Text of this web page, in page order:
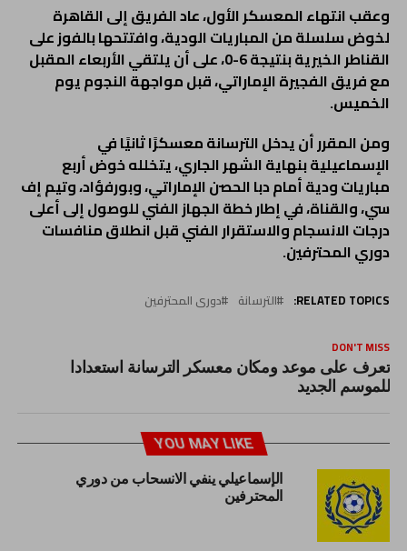
وعقب انتهاء المعسكر الأول، عاد الفريق إلى القاهرة
لخوض سلسلة من المباريات الودية، وافتتحها بالفوز على
القناطر الخيرية بنتيجة 6-0، على أن يلتقي الأربعاء المقبل
مع فريق الفجيرة الإماراتي، قبل مواجهة النجوم يوم
الخميس.
ومن المقرر أن يدخل الترسانة معسكرًا ثانيًا في
الإسماعيلية بنهاية الشهر الجاري، يتخلله خوض أربع
مباريات ودية أمام دبا الحصن الإماراتي، وبورفؤاد، وتيم إف
سي، والقناة، في إطار خطة الجهاز الفني للوصول إلى أعلى
درجات الانسجام والاستقرار الفني قبل انطلاق منافسات
دوري المحترفين.
RELATED TOPICS: الترسانة دورى المحترفين
DON'T MISS
تعرف على موعد ومكان معسكر الترسانة استعدادا
للموسم الجديد
YOU MAY LIKE
الإسماعيلي ينفي الانسحاب من دوري
المحترفين